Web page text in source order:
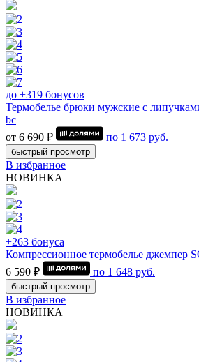
до +319 бонусов
Термобелье брюки мужские с
bc
от 6 690 ₽
по 1 673 руб.
быстрый просмотр
В избранное
НОВИНКА
+263 бонуса
Компрессионное термобелье джемпер
6 590 ₽
по 1 648 руб.
быстрый просмотр
В избранное
НОВИНКА